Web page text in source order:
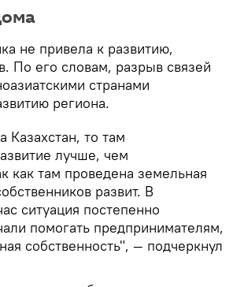
не привела к развитию,
По его словам, разрыв связей
странами
региона.
Казахстан, то там
лучше, чем
как там проведена земельная
развит. В
ситуация постепенно
помогать предпринимателям,
собственность", — подчеркнул